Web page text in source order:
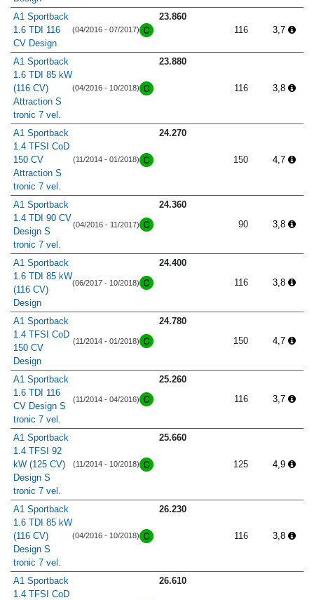
A1 Sportback
1.6 TDI 116
CV Design
(04/2016 - 07/2017)
23.860
116
3,7
A1 Sportback
1.6 TDI 85 kW
(116 CV)
Attraction S
tronic 7 vel.
(04/2016 - 10/2018)
23.880
116 3,8
A1 Sportback
1.4 TFSI CoD
150 CV
Attraction S
tronic 7 vel.
(11/2014 - 01/2018)
24.270
150 4,7
A1 Sportback
1.4 TDI 90 CV
Design S
tronic 7 vel.
(04/2016 - 11/2017)
24.360
90
3,8
A1 Sportback
1.6 TDI 85 kW
(116 CV)
Design
(06/2017 - 10/2018)
24.400
116
3,8
A1 Sportback
1.4 TFSI CoD
150 CV
Design
(11/2014 - 01/2018)
24.780
150
4,7
A1 Sportback
1.6 TDI 116
CV Design S
tronic 7 vel.
(11/2014 - 04/2016)
25.260
116
3,7
A1 Sportback
1.4 TFSI 92
kW (125 CV)
Design S
tronic 7 vel.
(11/2014 - 10/2018)
25.660
125 4,9
A1 Sportback
1.6 TDI 85 kW
(116 CV)
Design S
tronic 7 vel.
(04/2016 - 10/2018)
26.230
116 3,8
A1 Sportback
1.4 TFSI CoD
26.610